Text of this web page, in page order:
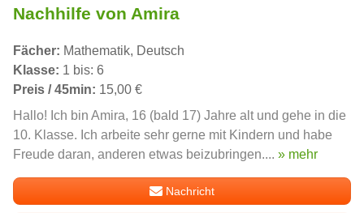
Nachhilfe von Amira
Fächer: Mathematik, Deutsch
Klasse: 1 bis: 6
Preis / 45min: 15,00 €
Hallo! Ich bin Amira, 16 (bald 17) Jahre alt und gehe in die
10. Klasse. Ich arbeite sehr gerne mit Kindern und habe
Freude daran, anderen etwas beizubringen.... » mehr
Nachricht